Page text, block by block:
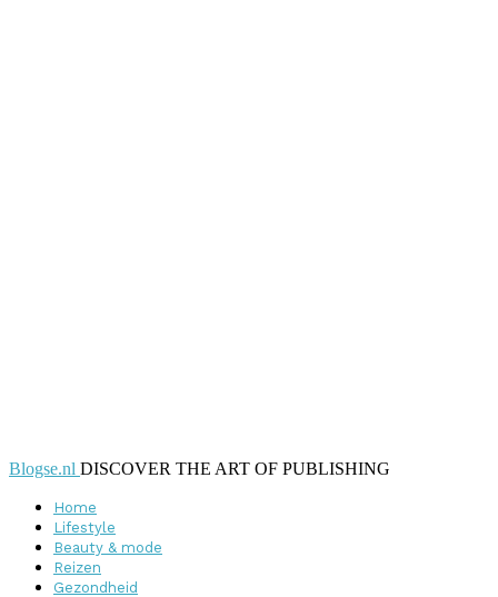
Blogse.nl DISCOVER THE ART OF PUBLISHING
Home
Lifestyle
Beauty & mode
Reizen
Gezondheid